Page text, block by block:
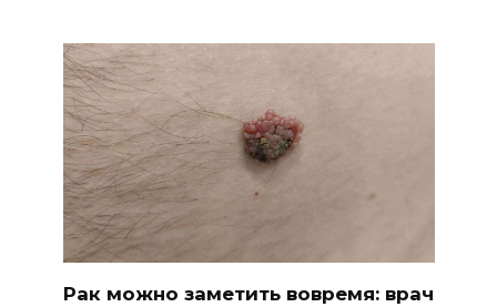
Рак можно заметить вовремя: врач